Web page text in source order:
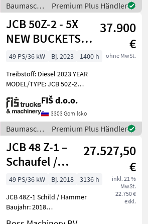
Baumaschinen
/ JCB
Premium Plus Händler
JCB 50Z-2 - 5X
NEW BUCKETS -
2023 YEAR - 1400
HOURS
37.900
€
ohne MwSt.
49 PS/36 kW Bj. 2023
1400 h
Treibstoff: Diesel 2023 YEAR
MODEL/TYPE: JCB 50Z-2
WORKING HOURS 1400
ENGINE: DIESEL PERKINS -
36kw WEIGHT 5030kg
TRACKS 50% LIGHTS FAST
AND SELECTION SPEED O
FIŠ d.o.o.
3303 Gomilsko
Baumaschinen
/ JCB
Premium Plus Händler
JCB 48 Z-1 –
Schaufel /
Hammer Lines
27.527,50
€
inkl. 21 %
MwSt.
22.750 €
exkl.
49 PS/36 kW Bj. 2018
3136 h
JCB 48Z-1 Schild / Hammer
Baujahr: 2018